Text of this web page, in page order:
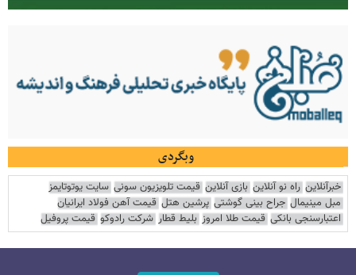
وبگردی
خبرآنلاین راه نو آنلاین بازی آنلاین قیمت تلویزیون سونی سایت یوتوتایمز
مبل مینیمال جراح بینی گوشتی پرشین هتل قیمت آهن فولاد ایرانیان
اعتبارسنجی بانکی قیمت طلا امروز بلیط قطار شرکت رادوکو قیمت پروفیل